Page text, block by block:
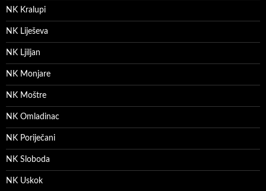
NK Kralupi
NK Liješeva
NK Ljiljan
NK Monjare
NK Moštre
NK Omladinac
NK Poriječani
NK Sloboda
NK Uskok